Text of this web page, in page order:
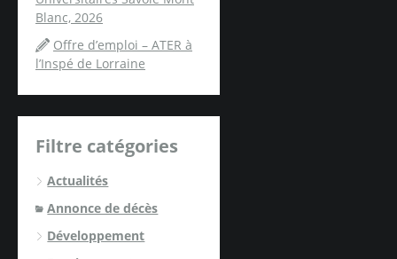
Blanc, 2026
Offre d’emploi – ATER à
l’Inspé de Lorraine
Filtre catégories
Actualités
Annonce de décès
Développement